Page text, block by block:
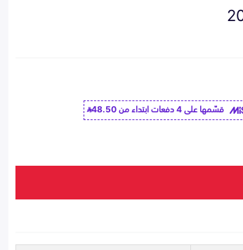
قسّمها على 4 دفعات ابتداء من
48.50